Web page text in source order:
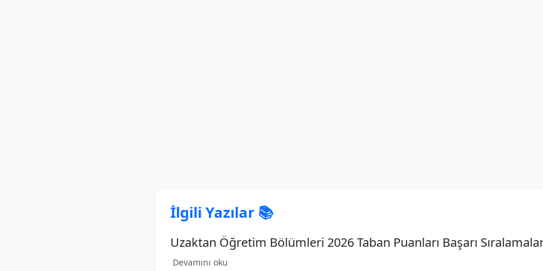
İlgili Yazılar 📚
Uzaktan Öğretim Bölümleri 2026 Taban Puanları Başarı
Devamını oku